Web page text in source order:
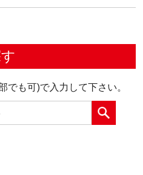
でも可)で入力して下さい。